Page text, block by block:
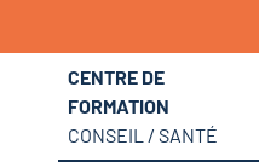
CENTRE DE
FORMATION
CONSEIL / SANTÉ